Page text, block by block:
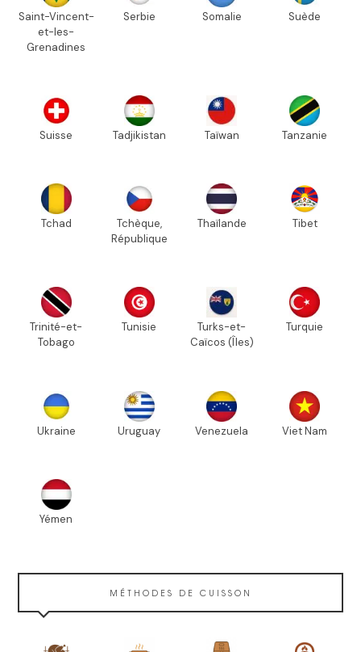
Saint-Vincent-
et-les-
Grenadines
Serbie Somalie Suède
Suisse Tadjikistan Taïwan Tanzanie
Tchad
Tchèque,
République
Thaïlande Tibet
Trinité-et-
Tobago
Tunisie
Turks-et-
Caïcos (Îles)
Turquie
Ukraine Uruguay Venezuela Viet Nam
Yémen
MÉTHODES DE CUISSON